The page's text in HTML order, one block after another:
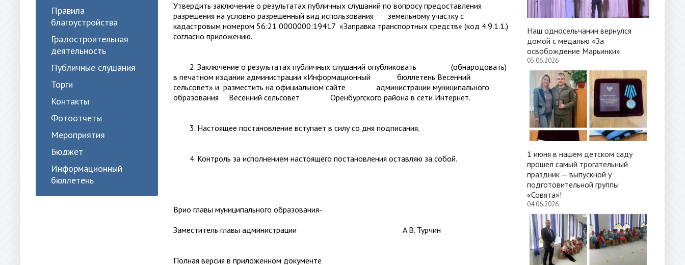
Правила
благоустройства
Градостроительная
деятельность
Публичные слушания
Торги
Контакты
Фотоотчеты
Мероприятия
Бюджет
Информационный
бюллетень
Утвердить заключение о результатах публичных слушаний по вопросу предоставления
разрешения на условно разрешенный вид использования земельному участку с
кадастровым номером 56:21:0000000:19417 «Заправка транспортных средств» (код 4.9.1.1.)
согласно приложению.
2. Заключение о результатах публичных слушаний опубликовать (обнародовать)
в печатном издании администрации «Информационный бюллетень Весенний
сельсовет» и разместить на официальном сайте администрации муниципального
образования Весенний сельсовет Оренбургского района в сети Интернет.
3. Настоящее постановление вступает в силу со дня подписания.
4. Контроль за исполнением настоящего постановления оставляю за собой.
Врио главы муниципального образования-
Заместитель главы администрации А.В. Турчин
Полная версия в приложенном документе
Наш односельчанин вернулся
домой с медалью «За
освобождение Марьинки»
05.06.2026
1 июня в нашем детском саду
прошел самый трогательный
праздник — выпускной у
подготовительной группы
«Совята»!
04.06.2026